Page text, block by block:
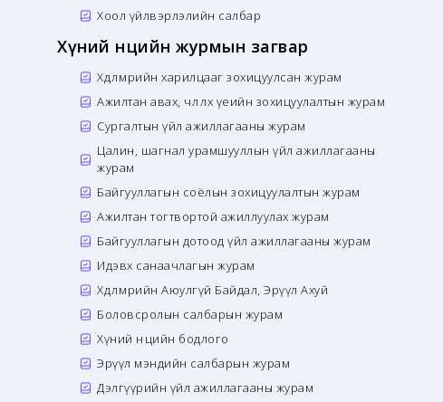
Хоол үйлвэрлэлийн салбар
Хүний нөөцийн журмын загвар
Хөдөлмөрийн харилцааг зохицуулсан журам
Ажилтан авах, чөлөөлөх үеийн зохицуулалтын журам
Сургалтын үйл ажиллагааны журам
Цалин, шагнал урамшууллын үйл ажиллагааны
журам
Байгууллагын соёлын зохицуулалтын журам
Ажилтан тогтвортой ажиллуулах журам
Байгууллагын дотоод үйл ажиллагааны журам
Идэвх санаачлагын журам
Хөдөлмөрийн Аюулгүй Байдал, Эрүүл Ахуй
Боловсролын салбарын журам
Хүний нөөцийн бодлого
Эрүүл мэндийн салбарын журам
Дэлгүүрийн үйл ажиллагааны журам